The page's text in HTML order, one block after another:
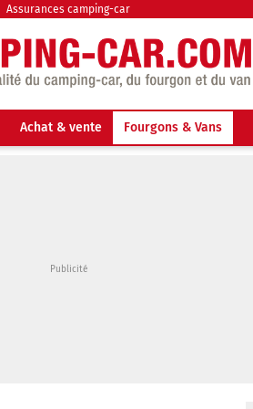
Assurances camping-car
Achat & vente Fourgons & Vans